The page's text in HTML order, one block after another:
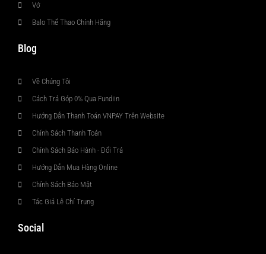
Vớ
Balo Thể Thao Chính Hãng
Blog
Về Chúng Tôi
Cách Trả Góp 0% Qua Fundiin
Hướng Dẫn Thanh Toán VNPAY Trên Website
Chính Sách Thanh Toán
Chính Sách Bảo Hành - Đổi Trả
Hướng Dẫn Mua Hàng Online
Chính Sách Bảo Mật
Tác Giả Lê Chí Trung
Social